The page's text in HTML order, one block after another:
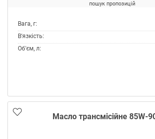
пошук пропозицій
Вага, г:
В'язкість:
Об'єм, л:
Тип контейнера:
Масло трансмісійне 85W-